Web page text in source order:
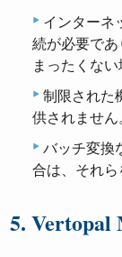
インターネ
続が必要で
まったくな
制限された
供されません
バッチ変換
合は、それら
5. Vertopal